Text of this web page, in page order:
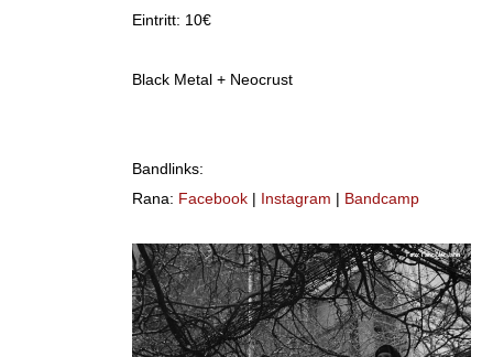
Eintritt: 10€
Black Metal + Neocrust
Bandlinks:
Rana: Facebook | Instagram | Bandcamp